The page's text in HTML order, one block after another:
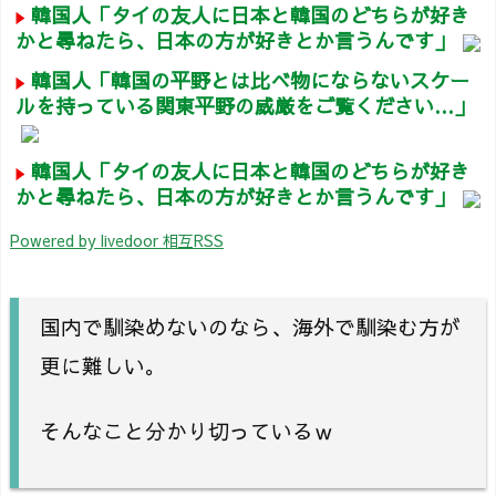
韓国人「タイの友人に日本と韓国のどちらが好き
かと尋ねたら、日本の方が好きとか言うんです」
韓国人「韓国の平野とは比べ物にならないスケー
ルを持っている関東平野の威厳をご覧ください…」
韓国人「タイの友人に日本と韓国のどちらが好き
かと尋ねたら、日本の方が好きとか言うんです」
Powered by livedoor 相互RSS
国内で馴染めないのなら、海外で馴染む方が
更に難しい。
そんなこと分かり切っているｗ